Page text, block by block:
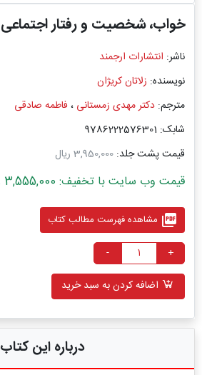
خواب، شخصیت و رفتار اجتماعی
ناشر: انتشارات ارجمند
نویسنده: زلاتان کریژان
مترجم: دکتر مهدی زمستانی ، فاطمه صادقی
شابک: 9786222576301
قیمت پشت جلد: 3,950,000 ریال
قیمت وب سایت با تخفیف: 3,555,000 ریال
picture_as_pdf مشاهده فهرست مطالب کتاب
+
-
اضافه کردن به سبد خرید
درباره این کتاب